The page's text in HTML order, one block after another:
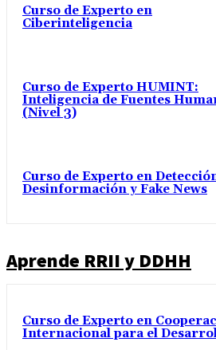
Curso de Experto en
Ciberinteligencia
Curso de Experto HUMINT:
Inteligencia de Fuentes
(Nivel 3)
Curso de Experto en
Desinformación y Fake News
Aprende RRII y DDHH
Curso de Experto en
Internacional para el